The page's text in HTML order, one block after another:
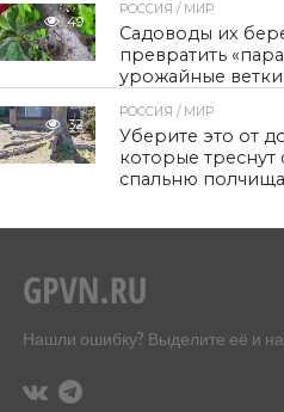
49
РОССИЯ / МИР
Садоводы их
превратить
урожайные ветки
32
РОССИЯ / МИР
Уберите это от
которые треснут
спальню
Нашли ошибку? Выделите её и